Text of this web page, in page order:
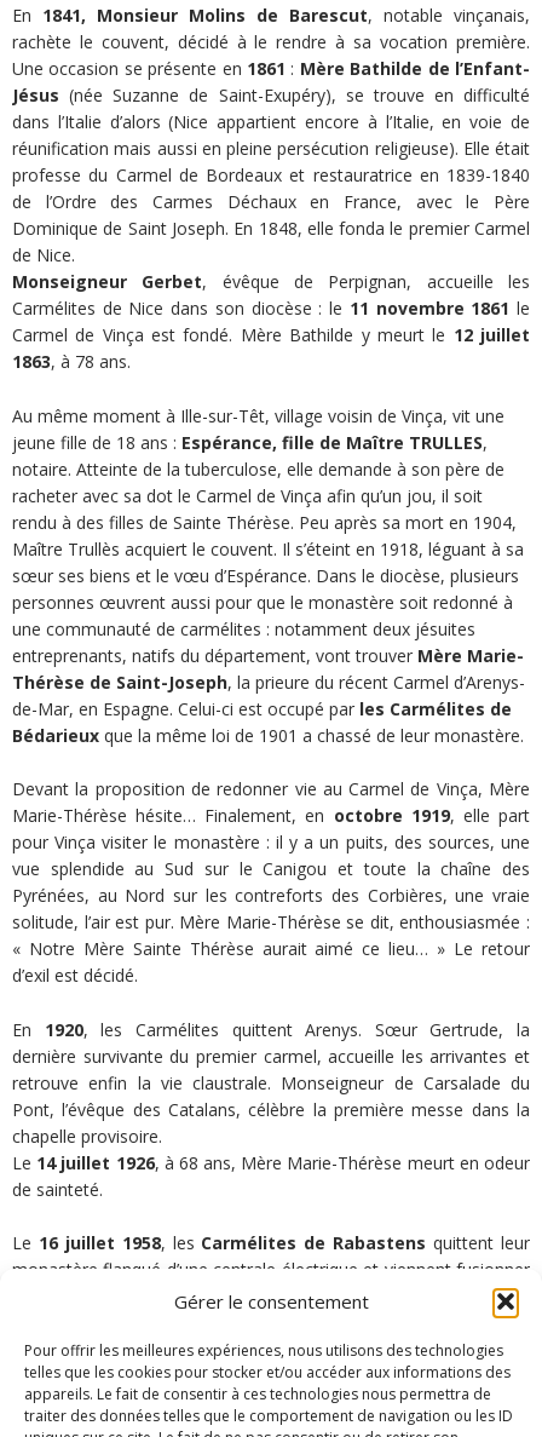
Gérer le consentement
Pour offrir les meilleures expériences, nous utilisons des technologies
telles que les cookies pour stocker et/ou accéder aux informations des
appareils. Le fait de consentir à ces technologies nous permettra de
traiter des données telles que le comportement de navigation ou les ID
En 1841, Monsieur Molins de Barescut, notable vinçanais,
rachète le couvent, décidé à le rendre à sa vocation première.
Une occasion se présente en 1861 : Mère Bathilde de l’Enfant-
Jésus (née Suzanne de Saint-Exupéry), se trouve en difficulté
dans l’Italie d’alors (Nice appartient encore à l’Italie, en voie de
réunification mais aussi en pleine persécution religieuse). Elle était
professe du Carmel de Bordeaux et restauratrice en 1839-1840
de l’Ordre des Carmes Déchaux en France, avec le Père
Dominique de Saint Joseph. En 1848, elle fonda le premier Carmel
de Nice.
Monseigneur Gerbet, évêque de Perpignan, accueille les
Carmélites de Nice dans son diocèse : le 11 novembre 1861 le
Carmel de Vinça est fondé. Mère Bathilde y meurt le 12 juillet
1863, à 78 ans.
Au même moment à Ille-sur-Têt, village voisin de Vinça, vit une
jeune fille de 18 ans : Espérance, fille de Maître TRULLES,
notaire. Atteinte de la tuberculose, elle demande à son père de
racheter avec sa dot le Carmel de Vinça afin qu’un jou, il soit
rendu à des filles de Sainte Thérèse. Peu après sa mort en 1904,
Maître Trullès acquiert le couvent. Il s’éteint en 1918, léguant à sa
sœur ses biens et le vœu d’Espérance. Dans le diocèse, plusieurs
personnes œuvrent aussi pour que le monastère soit redonné à
une communauté de carmélites : notamment deux jésuites
entreprenants, natifs du département, vont trouver Mère Marie-
Thérèse de Saint-Joseph, la prieure du récent Carmel d’Arenys-
de-Mar, en Espagne. Celui-ci est occupé par les Carmélites de
Bédarieux que la même loi de 1901 a chassé de leur monastère.
Devant la proposition de redonner vie au Carmel de Vinça, Mère
Marie-Thérèse hésite… Finalement, en octobre 1919, elle part
pour Vinça visiter le monastère : il y a un puits, des sources, une
vue splendide au Sud sur le Canigou et toute la chaîne des
Pyrénées, au Nord sur les contreforts des Corbières, une vraie
solitude, l’air est pur. Mère Marie-Thérèse se dit, enthousiasmée :
« Notre Mère Sainte Thérèse aurait aimé ce lieu… » Le retour
d’exil est décidé.
En 1920, les Carmélites quittent Arenys. Sœur Gertrude, la
dernière survivante du premier carmel, accueille les arrivantes et
retrouve enfin la vie claustrale. Monseigneur de Carsalade du
Pont, l’évêque des Catalans, célèbre la première messe dans la
chapelle provisoire.
Le 14 juillet 1926, à 68 ans, Mère Marie-Thérèse meurt en odeur
de sainteté.
Le 16 juillet 1958, les Carmélites de Rabastens quittent leur
monastère flanqué d’une centrale électrique et viennent fusionner
avec la communauté de Vinça.
En2013, quatre sœurs du Carmel de Rodez (Aveyron) et une
sœur de celui du Dorat (non loin de Limoges) viennent se joindre
à elles.